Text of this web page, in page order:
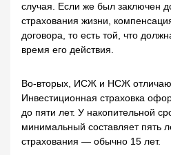
случая. Если же был заключен
страхования жизни,
договора, то есть той, что
время его действия.
Во-вторых, ИСЖ и НСЖ
Инвестиционная страховка
до пяти лет. У накопительной
минимальный составляет пять
страхования — обычно 15 лет.